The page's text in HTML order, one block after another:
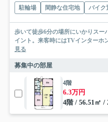
駐輪場 閑静な住宅地 バイク
歩いて徒歩6分の場所にいかりスー
イント。来客時にはTVインターホ
見る
募集中の部屋
4階
6.3万円
4階 / 56.51㎡ /